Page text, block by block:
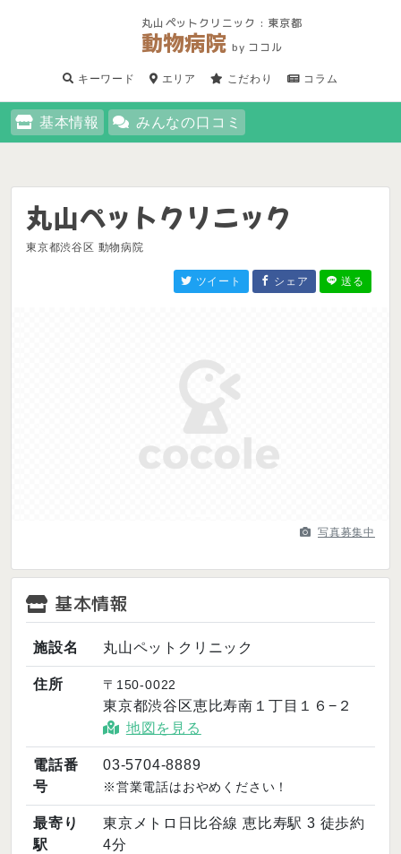
丸山ペットクリニック : 東京都
動物病院by ココル
キーワード エリア こだわり コラム
基本情報 みんなの口コミ
丸山ペットクリニック
東京都渋谷区 動物病院
ツイート シェア 送る
写真募集中
基本情報
施設名 丸山ペットクリニック
住所 〒150-0022
東京都渋谷区恵比寿南１丁目１６−２
地図を見る
電話番
号
03-5704-8889
※営業電話はおやめください！
最寄り
駅
東京メトロ日比谷線 恵比寿駅 3 徒歩約
4分